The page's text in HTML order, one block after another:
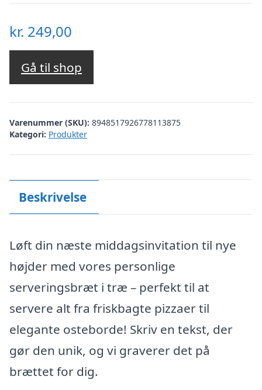
kr. 249,00
Gå til shop
Varenummer (SKU): 8948517926778113875
Kategori: Produkter
Beskrivelse
Løft din næste middagsinvitation til nye
højder med vores personlige
serveringsbræt i træ – perfekt til at
servere alt fra friskbagte pizzaer til
elegante osteborde! Skriv en tekst, der
gør den unik, og vi graverer det på
brættet for dig.